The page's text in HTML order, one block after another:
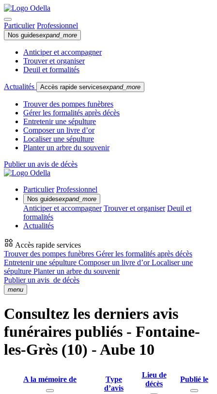
Particulier Professionnel
Nos guidesexpand_more
Anticiper et accompagner
Trouver et organiser
Deuil et formalités
Actualités Accès rapide servicesexpand_more
Trouver des pompes funèbres
Gérer les formalités après décès
Entretenir une sépulture
Composer un livre d’or
Localiser une sépulture
Planter un arbre du souvenir
Publier un avis de décès
Particulier Professionnel
Nos guidesexpand_more
Anticiper et accompagner Trouver et organiser Deuil et
formalités
Actualités
Accès rapide services
Trouver des pompes funèbres Gérer les formalités après décès
Entretenir une sépulture Composer un livre d’orLocaliser une
sépulture Planter un arbre du souvenir
Publier un avis de décès
menu
Consultez les derniers avis
funéraires publiés - Fontaine-
les-Grès (10) - Aube 10
A la mémoire de
Type
d’avis
Lieu de
décès
Publié le